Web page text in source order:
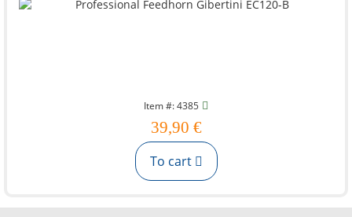
Item #: 4385
39,90 €
To cart